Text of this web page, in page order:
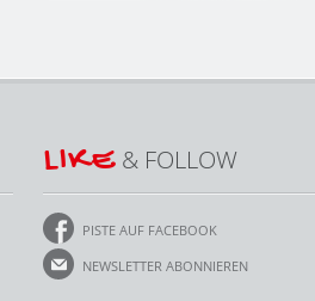
LIKE& FOLLOW
PISTE AUF FACEBOOK
NEWSLETTER ABONNIEREN